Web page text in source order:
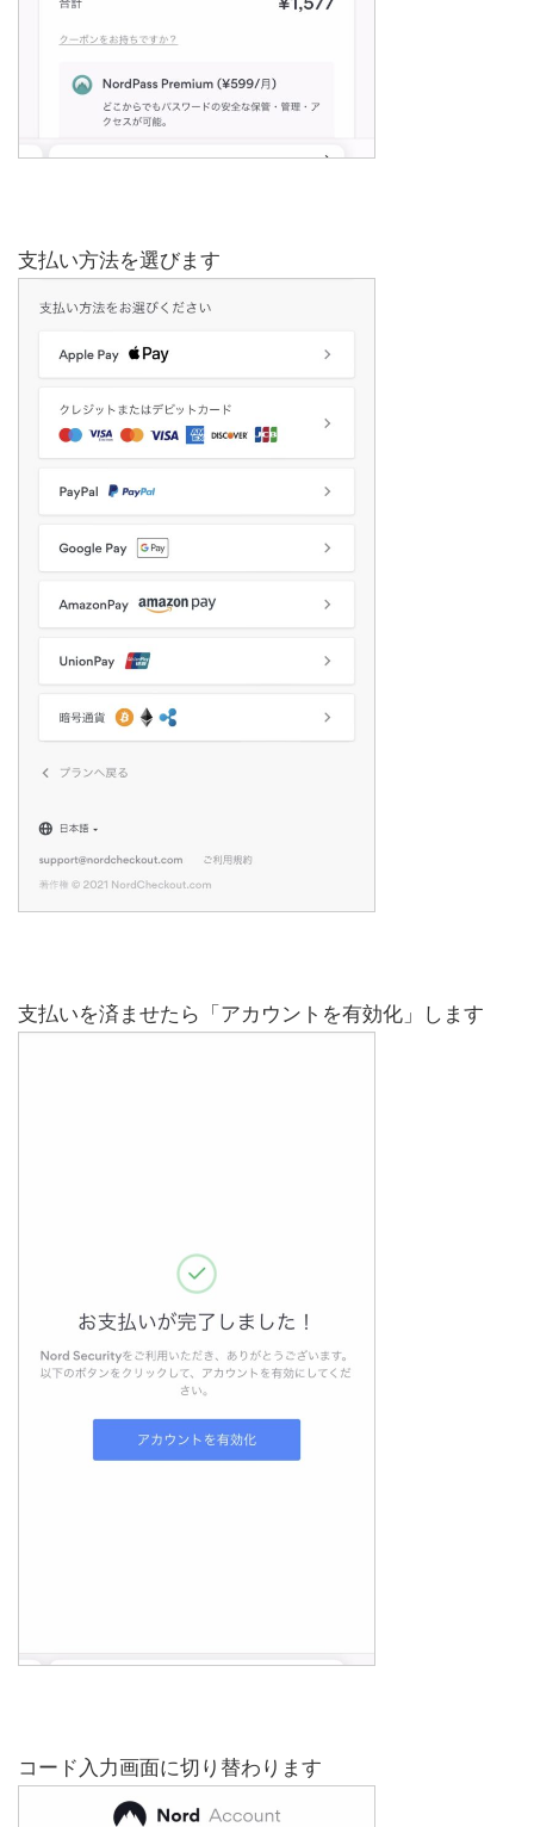
支払い方法を選びます
支払いを済ませたら「アカウントを有効化」します
コード入力画面に切り替わります